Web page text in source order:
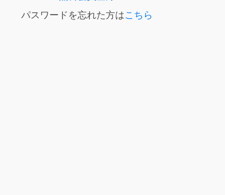
パスワードを忘れた方はこちら